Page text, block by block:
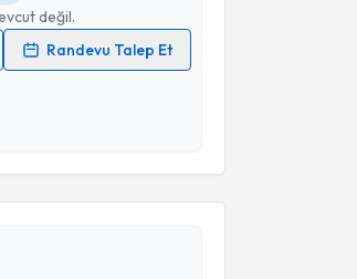
değil.
Randevu Talep Et
Gönder